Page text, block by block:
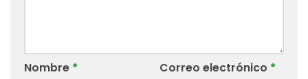
Nombre * Correo electrónico *